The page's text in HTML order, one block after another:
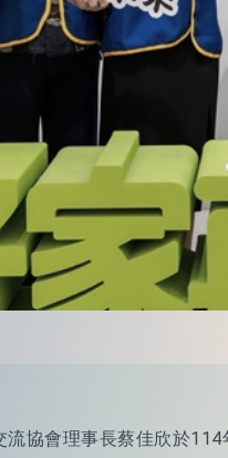
協會理事長蔡佳欣於